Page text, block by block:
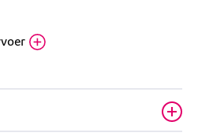
AC Mook (LB)